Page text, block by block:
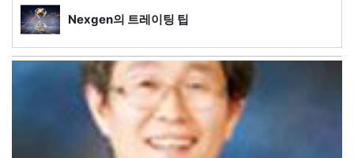
Nexgen의 트레이팅 팁